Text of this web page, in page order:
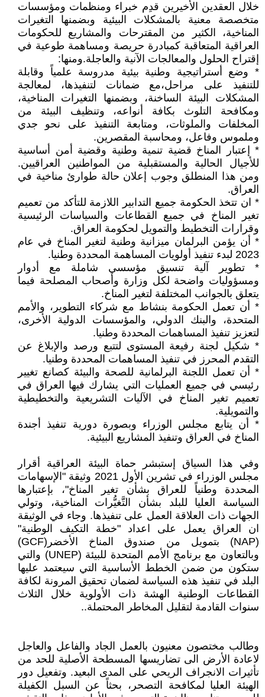
خلال العقدين الأخيرين قدِم خبراء ومنظمات ومؤسسات
متخصصة معنية بالمشكلات البيئية وبضمنها التغيرات
المناخية، الكثير من المقترحات والمشاريع للحكومات
العراقية المتعاقبة كمبادرة حريصة ومساهمة طوعية في
إقتراح الحلول والمعالجات الآنية والعاجلة.ومنها:
* وضع أستراتيجية وطنية بيئية مدروسة علمياً وقابلة
للتنفيذ على مراحل،مع ضمانات لتنفيذها، لمعالجة
المشكلات البيئة الساخنة، وبضمنها التغيرات المناخية،
ومكافحة التلوث بكافة أنواعه، وتنظيف البيئة من
المخلفات والملوثات، ومتابعة التنفيذ على نحو جدي
وملموس وفاعل، ومحاسبة المقصرين.
* إعتبار المناخ قضية تنمية وطنية وقضية أمن أساسية
للأجيال الحالية والمستقبلية من المواطنين العراقيين.
ومن هذا المنطلق وجوب إعلان حالة طوارئ مناخية في
العراق.
* ان تتخذ الحكومة جميع التدابير اللازمة للتأكد من تعميم
تغير المناخ في جميع القطاعات والسياسات الرئيسية
وقرارات التخطيط والتمويل لحكومة العراق.
* أن يؤمن البرلمان ميزانية وطنية لتغير المناخ في عام
2023 لبدء تنفيذ أولويات المساهمة المحددة وطنيا.
* تطوير آلية تنسيق مؤسسي شاملة مع أدوار
ومسؤوليات واضحة لكل وزارة وأصحاب المصلحة فيما
يتعلق بالجوانب المختلفة لتغير المناخ.
* أن تعمل الحكومة بنشاط مع شركاء التطوير، والأمم
المتحدة، والبنك الدولي، والمؤسسات الدولية الأخرى،
لتعزيز تنفيذ المساهمات المحددة وطنيا.
* شكيل لجنة رفيعة المستوى لتتبع ورصد والإبلاغ عن
التقدم المحرز في تنفيذ المساهمات المحددة وطنيا.
* أن تعمل اللجنة البرلمانية للصحة والبيئة كصانع تغيير
رئيسي في جميع العمليات التي يشارك فيها العراق في
تعميم تغير المناخ في الآليات التشريعية والتخطيطية
والتمويلية.
* أن يتابع مجلس الوزراء وبصورة دورية تنفيذ أجندة
المناخ في العراق وتنفيذ المشاريع البيئية.
وفي هذا السياق إستبشر حماة البيئة العراقية أقرار
مجلس الوزراء في تشرين الأول 2021 وثيقة "الإسهامات
المحددة وطنياً للعراق بشأن تغير المناخ"، بإعتبارها
السياسة العليا للبلد بشأن التَّغيُّرات المناخية، وتولي
الجهات ذات العلاقة العمل على تنفيذها. وجاء في الوثيقة
ان العراق يعمل على اعداد "خطة التكيف الوطنية"
(NAP) بتمويل من صندوق المناخ الأخضر(GCF)
وبالتعاون مع برنامج الأمم المتحدة للبيئة (UNEP) والتي
ستكون من ضمن الخطط الأساسية التي سيعتمد عليها
البلد في تنفيذ هذه السياسة لضمان تحقيق المرونة لكافة
القطاعات الوطنية الهشة ذات الأولوية خلال الثلاث
سنوات القادمة لتقليل المخاطر المحتملة..
وطالب مختصون معنيون بالعمل الجاد والفاعل والعاجل
لاعادة الأرض الى تضاريسها المسطحة الأصلية للحد من
تأثيرات الانجراف الريحي على المدى البعيد. وتفعيل دور
الهيئة العليا لمكافحة التصحر، بحثاً عن السبل الكفيلة